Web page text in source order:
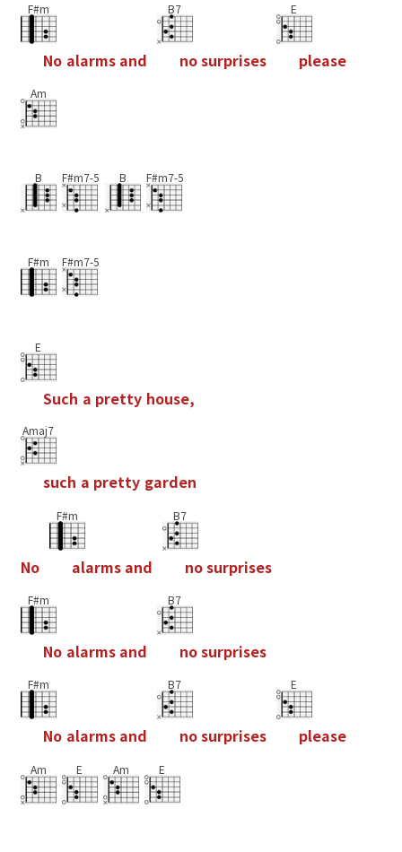
F#m
No alarms and
B7
nosurprises
E
please
Am
B F#m7-5 B F#m7-5
F#m F#m7-5
E
Such a pretty house,
Amaj7
such a pretty garden
No
F#m
alarms and
B7
nosurprises
F#m
No alarms and
B7
nosurprises
F#m
No alarms and
B7
nosurprises
E
please
Am E Am E